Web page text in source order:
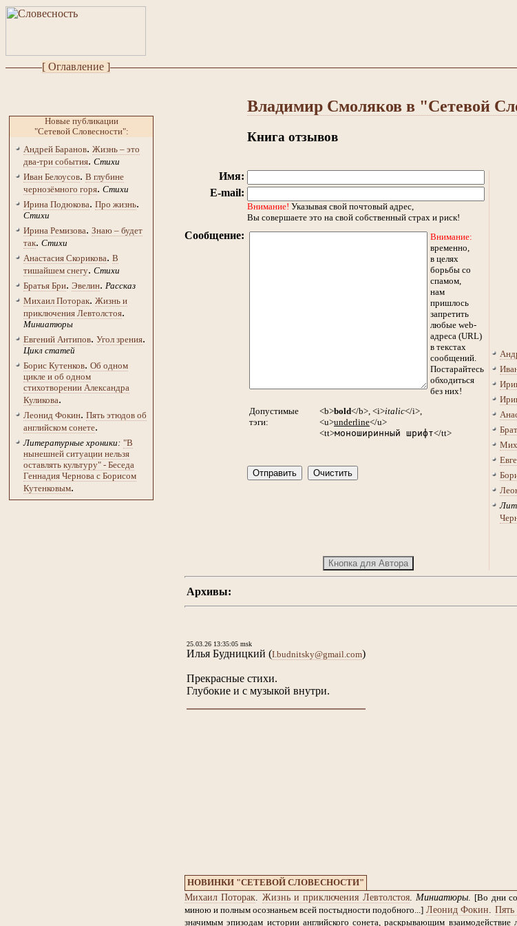
[ Оглавление ]
Новые публикации
"Сетевой Словесности":
Андрей Баранов. Жизнь – это
два-три события. Стихи
Иван Белоусов. В глубине
чернозёмного горя. Стихи
Ирина Подюкова. Про жизнь.
Стихи
Ирина Ремизова. Знаю – будет
так. Стихи
Анастасия Скорикова. В
тишайшем снегу. Стихи
Братья Бри. Эвелин. Рассказ
Михаил Поторак. Жизнь и
приключения Левтолстоя.
Миниатюры
Евгений Антипов. Угол зрения.
Цикл статей
Борис Кутенков. Об одном
цикле и об одном
стихотворении Александра
Куликова.
Леонид Фокин. Пять этюдов об
английском сонете.
Литературные хроники: "В
нынешней ситуации нельзя
оставлять культуру" - Беседа
Геннадия Чернова с Борисом
Кутенковым.
Владимир Смоляков в "Сетевой
Книга отзывов
Имя:
E-mail:
Внимание! Указывая свой почтовый адрес,
Вы совершаете это на свой собственный страх и риск!
Сообщение:
Внимание:
временно,
в целях
борьбы со
спамом,
нам
пришлось
запретить
любые web-
адреса (URL)
в текстах
сообщений.
Постарайтесь
обходиться
без них!
Допустимые
тэги:
<b>bold</b>, <i>italic</i>,
<u>underline</u>
<tt>моноширинный шрифт</tt>
Архивы:
25.03.26 13:35:05 msk
Илья Будницкий (I.budnitsky@gmail.com)
Прекрасные стихи.
Глубокие и с музыкой внутри.
НОВИНКИ "СЕТЕВОЙ СЛОВЕСНОСТИ"
Михаил Поторак. Жизнь и приключения Левтолстоя. Миниатюры. [Во дни
миною и полным осознаньем всей постыдности подобного...] Леонид Фокин. Пять
значимым эпизодам истории английского сонета, раскрывающим взаимодействие